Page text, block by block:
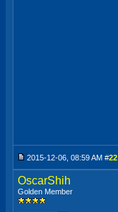
2015-12-06, 08:59 AM #22
OscarShih
Golden Member